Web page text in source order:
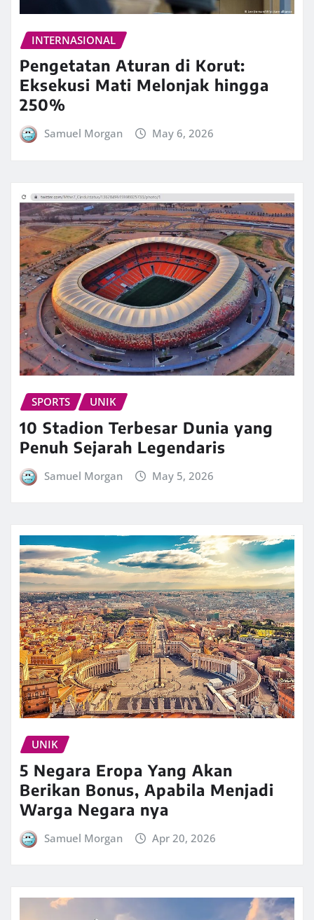
INTERNASIONAL
Pengetatan Aturan di Korut:
Eksekusi Mati Melonjak hingga
250%
Samuel Morgan May 6, 2026
SPORTS UNIK
10 Stadion Terbesar Dunia yang
Penuh Sejarah Legendaris
Samuel Morgan May 5, 2026
UNIK
5 Negara Eropa Yang Akan
Berikan Bonus, Apabila Menjadi
Warga Negara nya
Samuel Morgan Apr 20, 2026